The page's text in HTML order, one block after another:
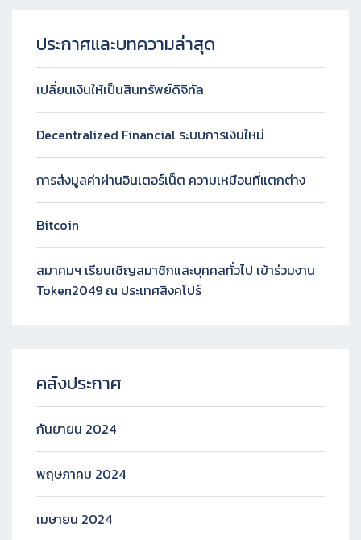
ประกาศและบทความล่าสุด
เปลี่ยนเงินให้เป็นสินทรัพย์ดิจิทัล
Decentralized Financial ระบบการเงินใหม่
การส่งมูลค่าผ่านอินเตอร์เน็ต ความเหมือนที่แตกต่าง
Bitcoin
สมาคมฯ เรียนเชิญสมาชิกและบุคคลทั่วไป เข้าร่วมงาน
Token2049 ณ ประเทศสิงคโปร์
คลังประกาศ
กันยายน 2024
พฤษภาคม 2024
เมษายน 2024